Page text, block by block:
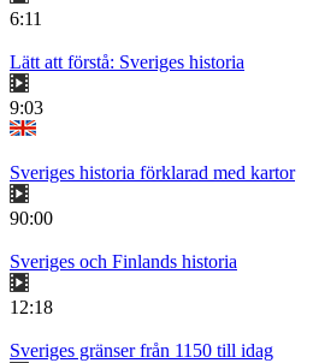
6:11
Lätt att förstå: Sveriges historia
9:03
Sveriges historia förklarad med kartor
90:00
Sveriges och Finlands historia
12:18
Sveriges gränser från 1150 till idag